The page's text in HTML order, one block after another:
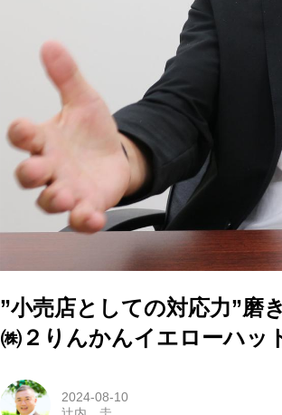
”小売店としての対応力”磨
㈱２りんかんイエローハ
2024-08-10